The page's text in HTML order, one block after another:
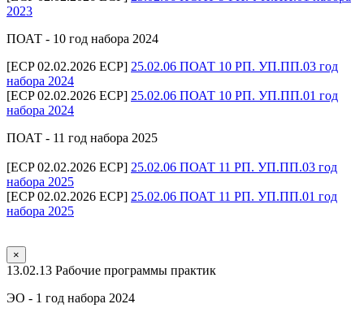
2023
ПОАТ - 10 год набора 2024
[ECP 02.02.2026 ECP] 25.02.06 ПОАТ 10 РП. УП.ПП.03 год
набора 2024
[ECP 02.02.2026 ECP] 25.02.06 ПОАТ 10 РП. УП.ПП.01 год
набора 2024
ПОАТ - 11 год набора 2025
[ECP 02.02.2026 ECP] 25.02.06 ПОАТ 11 РП. УП.ПП.03 год
набора 2025
[ECP 02.02.2026 ECP] 25.02.06 ПОАТ 11 РП. УП.ПП.01 год
набора 2025
×
13.02.13 Рабочие программы практик
ЭО - 1 год набора 2024